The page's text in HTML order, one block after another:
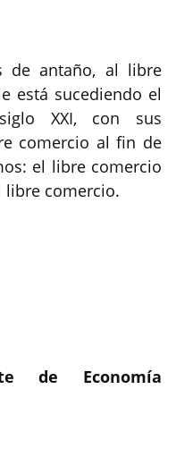
de antaño, al libre
está sucediendo el
XXI, con sus
comercio al fin de
el libre comercio
libre comercio.
de Economía